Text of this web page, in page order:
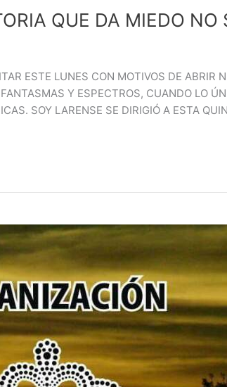
QUE DA MIEDO NO
ESTE LUNES CON MOTIVOS DE
Y ESPECTROS, CUANDO LO
SOY LARENSE SE DIRIGIÓ A ESTA